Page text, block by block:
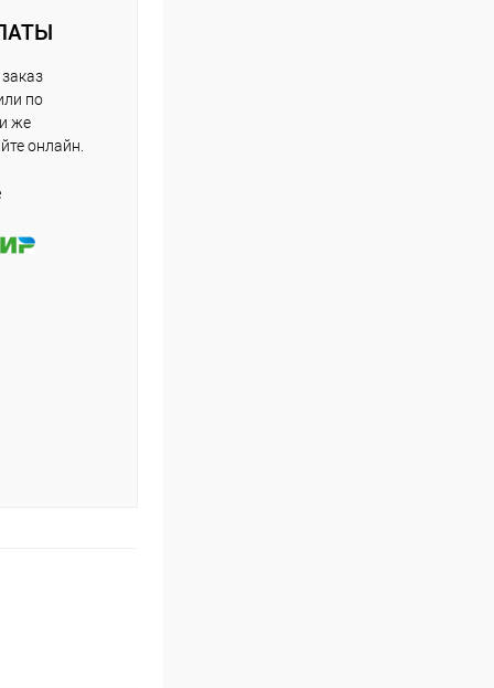
по
же
онлайн.